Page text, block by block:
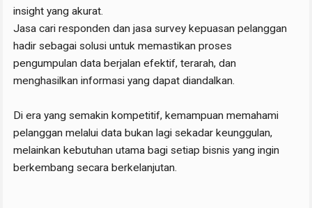
insight yang akurat.
Jasa cari responden dan jasa survey kepuasan pelanggan
hadir sebagai solusi untuk memastikan proses
pengumpulan data berjalan efektif, terarah, dan
menghasilkan informasi yang dapat diandalkan.
Di era yang semakin kompetitif, kemampuan memahami
pelanggan melalui data bukan lagi sekadar keunggulan,
melainkan kebutuhan utama bagi setiap bisnis yang ingin
berkembang secara berkelanjutan.